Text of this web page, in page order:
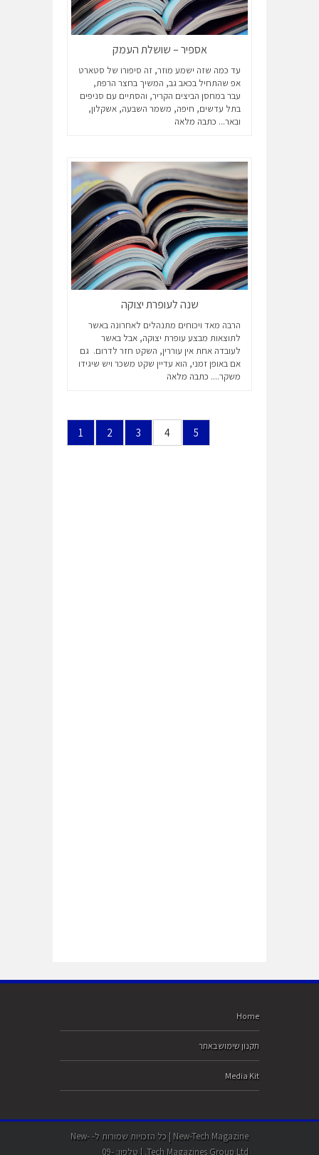
אספיר – שושלת העמק
עד כמה שזה ישמע מוזר, זה סיפורו של סטארט
אפ שהתחיל בכאב גב, המשיך בחצר הרפת,
עבר במחסן הביצים הקריר, והסתיים עם סניפים
בתל עדשים, חיפה, משמר השבעה, אשקלון,
ובאר... כתבה מלאה
שנה לעופרת יצוקה
הרבה מאד ויכוחים מתנהלים לאחרונה באשר
לתוצאות מבצע עופרת יצוקה, אבל באשר
לעובדה אחת אין עוררין, השקט חזר לדרום. גם
אם באופן זמני, הוא עדיין שקט משכר ויש שיגידו
משקר.... כתבה מלאה
1 2 3 4 5
Home
תקנון שימוש באתר
Media Kit
New-Tech Magazine | כל הזכויות שמורות ל- New-
Tech Magazines Group Ltd. | טלפון: 09-